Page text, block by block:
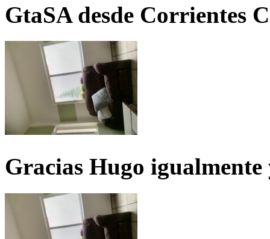
GtaSA desde Corrientes
Gracias Hugo igualmente